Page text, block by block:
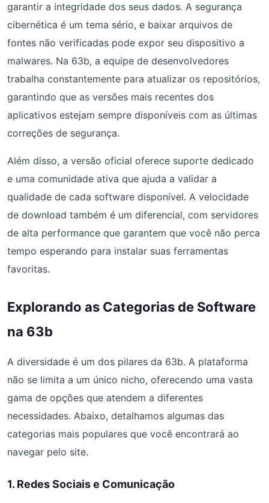
garantir a integridade dos seus dados. A segurança
cibernética é um tema sério, e baixar arquivos de
fontes não verificadas pode expor seu dispositivo a
malwares. Na 63b, a equipe de desenvolvedores
trabalha constantemente para atualizar os repositórios,
garantindo que as versões mais recentes dos
aplicativos estejam sempre disponíveis com as últimas
correções de segurança.
Além disso, a versão oficial oferece suporte dedicado
e uma comunidade ativa que ajuda a validar a
qualidade de cada software disponível. A velocidade
de download também é um diferencial, com servidores
de alta performance que garantem que você não perca
tempo esperando para instalar suas ferramentas
favoritas.
Explorando as Categorias de Software
na 63b
A diversidade é um dos pilares da 63b. A plataforma
não se limita a um único nicho, oferecendo uma vasta
gama de opções que atendem a diferentes
necessidades. Abaixo, detalhamos algumas das
categorias mais populares que você encontrará ao
navegar pelo site.
1. Redes Sociais e Comunicação